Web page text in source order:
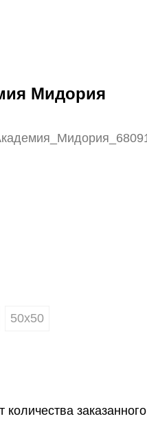
Мидория
50х50
количества